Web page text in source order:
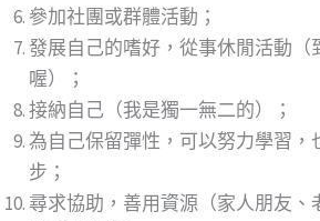
參加社團或群體活動；
發展自己的嗜好，從事休閒活動（
喔）；
接納自己（我是獨一無二的）；
為自己保留彈性，可以努力學習，
步；
尋求協助，善用資源（家人朋友、